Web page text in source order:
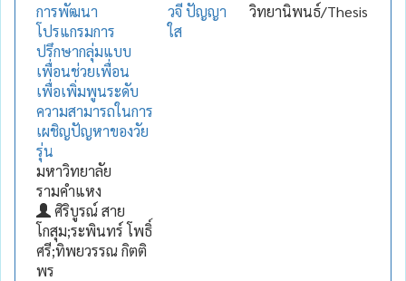
การพัฒนา
โปรแกรมการ
ปรึกษากลุ่มแบบ
เพื่อนช่วยเพื่อน
เพื่อเพิ่มพูนระดับ
ความสามารถในการ
เผชิญปัญหาของวัย
รุ่น
มหาวิทยาลัย
รามคำแหง
ศิริบูรณ์ สาย
โกสุม;ระพินทร์ โพธิ์
ศรี;ทิพยวรรณ กิตติ
พร
วจี ปัญญา
ใส
วิทยานิพนธ์/Thesis